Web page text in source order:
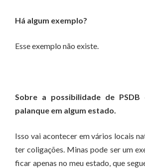
Há algum exemplo?
Esse exemplo não existe.
Sobre a possibilidade de PSDB
palanque em algum estado.
Isso vai acontecer em vários locais
ter coligações. Minas pode ser um
ficar apenas no meu estado, que